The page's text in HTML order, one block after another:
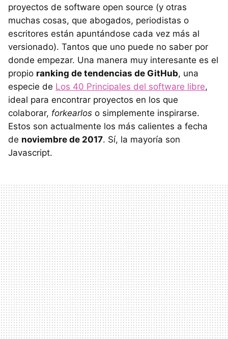
proyectos de software open source (y otras
muchas cosas, que abogados, periodistas o
escritores están apuntándose cada vez más al
versionado). Tantos que uno puede no saber por
donde empezar. Una manera muy interesante es el
propio ranking de tendencias de GitHub, una
especie de Los 40 Principales del software libre,
ideal para encontrar proyectos en los que
colaborar, forkearlos o simplemente inspirarse.
Estos son actualmente los más calientes a fecha
de noviembre de 2017. Sí, la mayoría son
Javascript.